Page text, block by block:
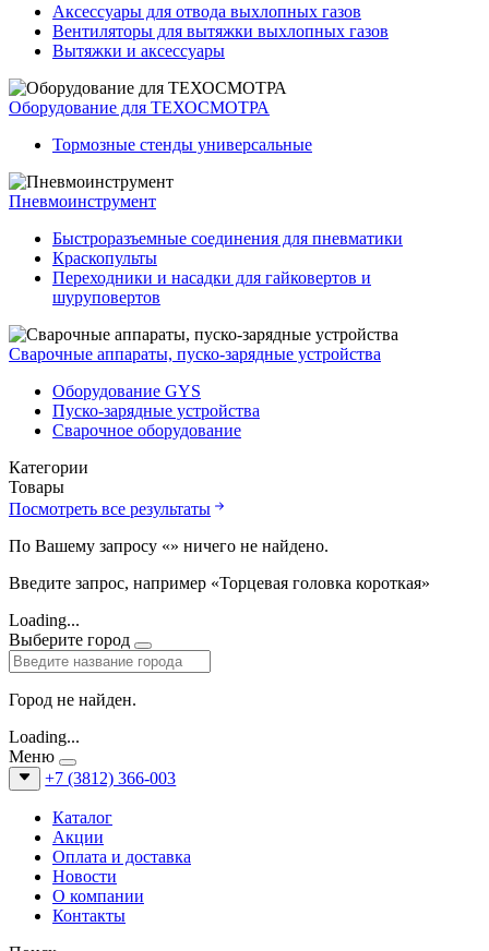
Аксессуары для отвода выхлопных газов
Вентиляторы для вытяжки выхлопных газов
Вытяжки и аксессуары
Оборудование для ТЕХОСМОТРА
Тормозные стенды универсальные
Пневмоинструмент
Быстроразъемные соединения для пневматики
Краскопульты
Переходники и насадки для гайковертов и
шуруповертов
Сварочные аппараты, пуско-зарядные устройства
Оборудование GYS
Пуско-зарядные устройства
Сварочное оборудование
Категории
Товары
Посмотреть все результаты
По Вашему запросу «» ничего не найдено.
Введите запрос, например «Торцевая головка короткая»
Loading...
Выберите город
Город не найден.
Loading...
Меню
+7 (3812) 366-003
Каталог
Акции
Оплата и доставка
Новости
О компании
Контакты